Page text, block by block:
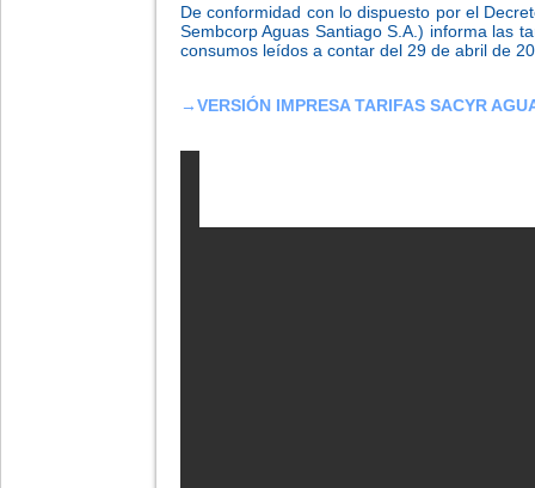
De conformidad con lo dispuesto por el
Sembcorp Aguas Santiago S.A.) informa las
consumos leídos a contar del 29 de abril de
→VERSIÓN IMPRESA TARIFAS SACYR